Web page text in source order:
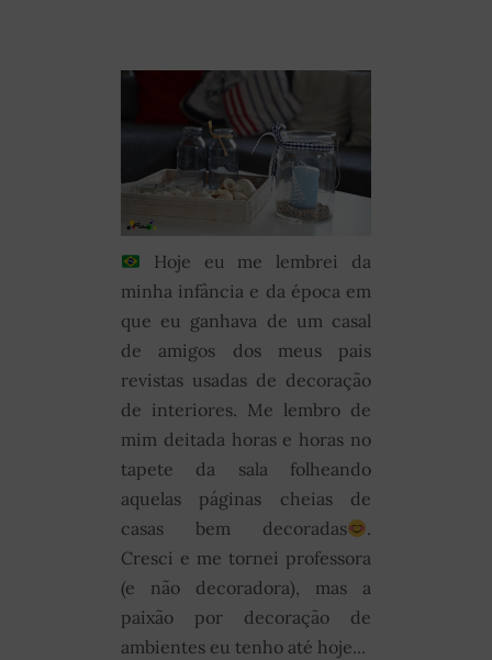
Hoje eu me lembrei da
minha infância e da época em
que eu ganhava de um casal
de amigos dos meus pais
revistas usadas de decoração
de interiores. Me lembro de
mim deitada horas e horas no
tapete da sala folheando
aquelas páginas cheias de
casas bem decoradas
.
Cresci e me tornei professora
(e não decoradora), mas a
paixão por decoração de
ambientes eu tenho até hoje...